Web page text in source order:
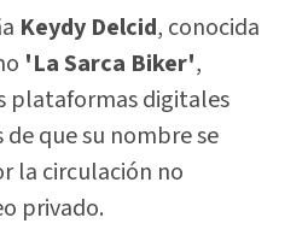
Keydy Delcid, conocida
'La Sarca Biker',
plataformas digitales
de que su nombre se
la circulación no
privado.